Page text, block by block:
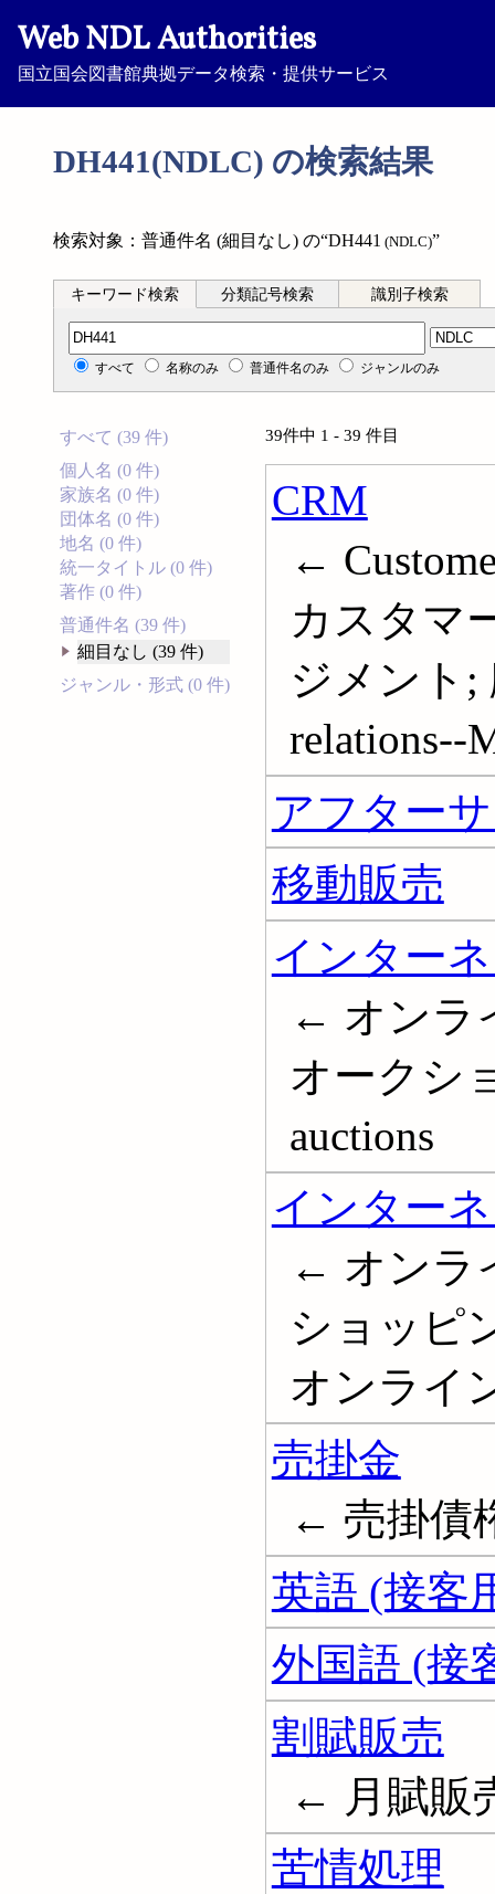
Web NDL Authorities
国立国会図書館典拠データ検索・提供サービス
DH441(NDLC) の検索結果
検索対象：普通件名 (細目なし) の“DH441 (NDLC)”
キーワード検索 分類記号検索 識別子検索
分類記号検索
すべて 名称のみ 普通件名のみ ジャンルのみ
すべて (39 件)
個人名 (0 件)
家族名 (0 件)
団体名 (0 件)
地名 (0 件)
統一タイトル (0 件)
著作 (0 件)
普通件名 (39 件)
細目なし (39 件)
ジャンル・形式 (0 件)
39件中 1 - 39 件目
CRM
←
カスタマ
ジメント;
relations--
アフター
移動販売
インター
← オンラ
オークシ
auctions
インター
← オンラ
ショッピ
オンライ
売掛金
← 売掛債
英語 (接客
外国語 (接
割賦販売
← 月賦販
苦情処理